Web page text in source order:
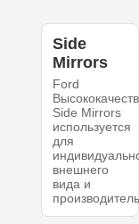
Side
Mirrors
Ford
Side Mirrors
используется
для
внешнего
вида и